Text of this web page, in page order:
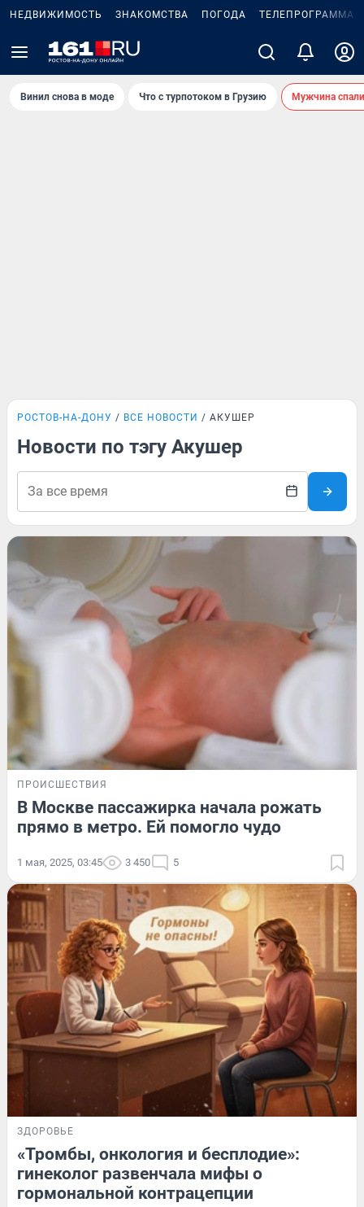
НЕДВИЖИМОСТЬ ЗНАКОМСТВА ПОГОДА ТЕЛЕПРОГРАММА
Винил снова в моде Что с турпотоком в Грузию Мужчина
РОСТОВ-НА-ДОНУ ВСЕ НОВОСТИ АКУШЕР
Новости по тэгу Акушер
ПРОИСШЕСТВИЯ
В Москве пассажирка начала рожать
прямо в метро. Ей помогло чудо
1 мая, 2025, 03:45 3 450 5
ЗДОРОВЬЕ
«Тромбы, онкология и бесплодие»:
гинеколог развенчала мифы о
гормональной контрацепции